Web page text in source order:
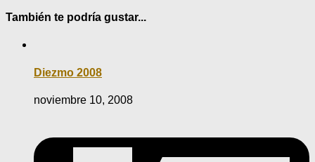
También te podría gustar...
Diezmo 2008
noviembre 10, 2008